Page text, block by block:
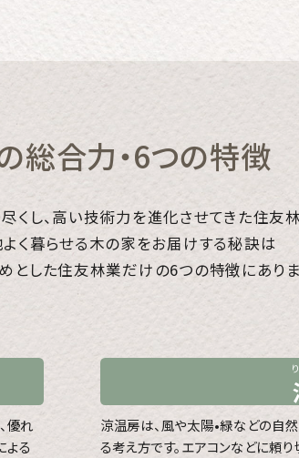
総合力・6つの特徴
くし、 高い技術力を進化させてきた住友林
く暮らせる木の家をお届けする秘訣は
とした住友林業だけの6つの特徴にありま
優れ
よる
涼温房は、風や太陽•緑などの自
る考え方です。エアコンなどに頼